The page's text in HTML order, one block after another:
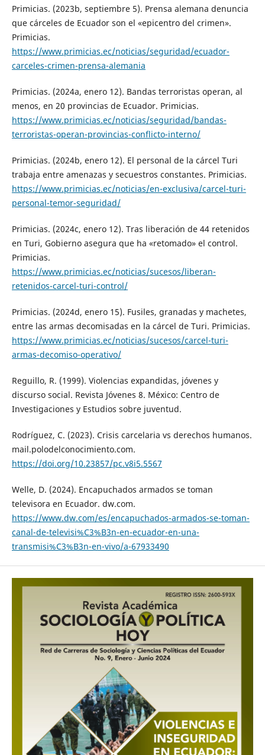
Primicias. (2023b, septiembre 5). Prensa alemana denuncia
que cárceles de Ecuador son el «epicentro del crimen».
Primicias.
https://www.primicias.ec/noticias/seguridad/ecuador-
carceles-crimen-prensa-alemania
Primicias. (2024a, enero 12). Bandas terroristas operan, al
menos, en 20 provincias de Ecuador. Primicias.
https://www.primicias.ec/noticias/seguridad/bandas-
terroristas-operan-provincias-conflicto-interno/
Primicias. (2024b, enero 12). El personal de la cárcel Turi
trabaja entre amenazas y secuestros constantes. Primicias.
https://www.primicias.ec/noticias/en-exclusiva/carcel-turi-
personal-temor-seguridad/
Primicias. (2024c, enero 12). Tras liberación de 44 retenidos
en Turi, Gobierno asegura que ha «retomado» el control.
Primicias.
https://www.primicias.ec/noticias/sucesos/liberan-
retenidos-carcel-turi-control/
Primicias. (2024d, enero 15). Fusiles, granadas y machetes,
entre las armas decomisadas en la cárcel de Turi. Primicias.
https://www.primicias.ec/noticias/sucesos/carcel-turi-
armas-decomiso-operativo/
Reguillo, R. (1999). Violencias expandidas, jóvenes y
discurso social. Revista Jóvenes 8. México: Centro de
Investigaciones y Estudios sobre juventud.
Rodríguez, C. (2023). Crisis carcelaria vs derechos humanos.
mail.polodelconocimiento.com.
https://doi.org/10.23857/pc.v8i5.5567
Welle, D. (2024). Encapuchados armados se toman
televisora en Ecuador. dw.com.
https://www.dw.com/es/encapuchados-armados-se-toman-
canal-de-televisi%C3%B3n-en-ecuador-en-una-
transmisi%C3%B3n-en-vivo/a-67933490